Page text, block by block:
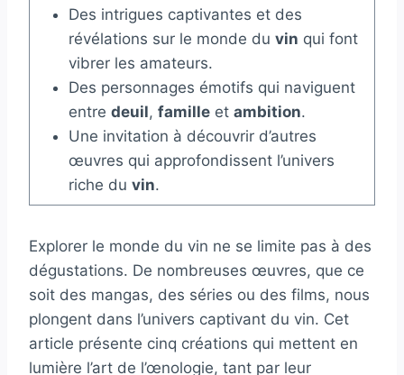
Des intrigues captivantes et des
révélations sur le monde du vin qui font
vibrer les amateurs.
Des personnages émotifs qui naviguent
entre deuil, familleet ambition.
Une invitation à découvrir d’autres
œuvres qui approfondissent l’univers
riche du vin.
Explorer le monde du vin ne se limite pas à des
dégustations. De nombreuses œuvres, que ce
soit des mangas, des séries ou des films, nous
plongent dans l’univers captivant du vin. Cet
article présente cinq créations qui mettent en
lumière l’art de l’œnologie, tant par leur